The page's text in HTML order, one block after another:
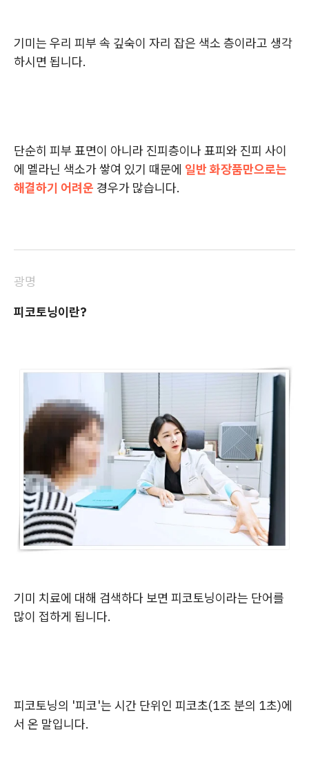
기미는 우리 피부 속 깊숙이 자리 잡은 색소 층이라고 생각
하시면 됩니다.
단순히 피부 표면이 아니라 진피층이나 표피와 진피 사이
에 멜라닌 색소가 쌓여 있기 때문에 일반 화장품만으로는
해결하기 어려운 경우가 많습니다.
광명
피코토닝이란?
기미 치료에 대해 검색하다 보면 피코토닝이라는 단어를
많이 접하게 됩니다.
피코토닝의 '피코'는 시간 단위인 피코초(1조 분의 1초)에
서 온 말입니다.